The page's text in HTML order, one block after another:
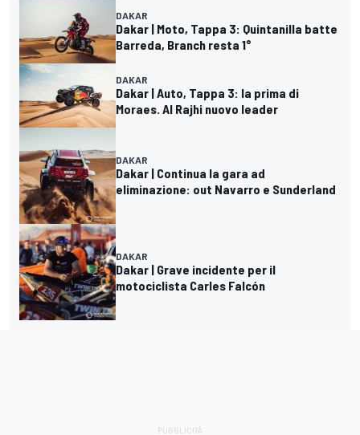
DAKAR
Dakar | Moto, Tappa 3: Quintanilla batte
Barreda, Branch resta 1°
DAKAR
Dakar | Auto, Tappa 3: la prima di
Moraes. Al Rajhi nuovo leader
DAKAR
Dakar | Continua la gara ad
eliminazione: out Navarro e Sunderland
DAKAR
Dakar | Grave incidente per il
motociclista Carles Falcón